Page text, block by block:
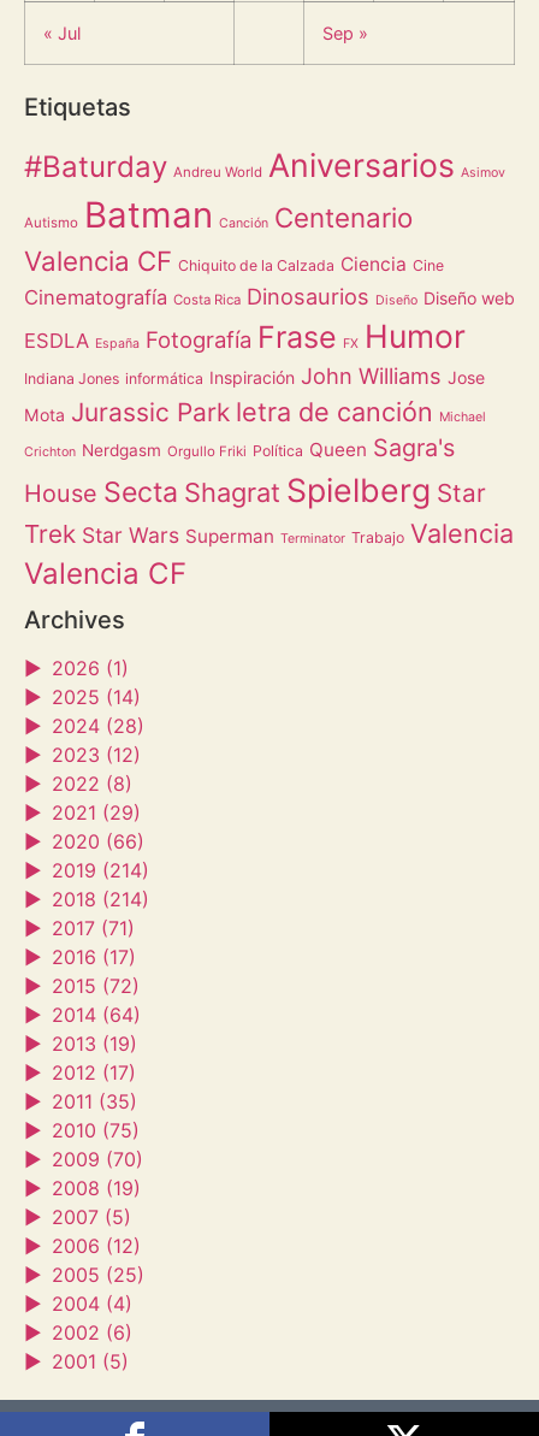
« Jul Sep »
Etiquetas
#Baturday Andreu World Aniversarios Asimov
Autismo Batman Canción Centenario
Valencia CF Chiquito de la Calzada Ciencia Cine
Cinematografía Costa Rica Dinosaurios Diseño Diseño web
ESDLA España Fotografía Frase FX Humor
Indiana Jones informática Inspiración John Williams Jose
Mota Jurassic Park letra de canción Michael
Crichton Nerdgasm Orgullo Friki Política Queen Sagra's
House Secta Shagrat Spielberg Star
Trek Star Wars Superman Terminator Trabajo Valencia
Valencia CF
Archives
► 2026 (1)
► 2025 (14)
► 2024 (28)
► 2023 (12)
► 2022 (8)
► 2021 (29)
► 2020 (66)
► 2019 (214)
► 2018 (214)
► 2017 (71)
► 2016 (17)
► 2015 (72)
► 2014 (64)
► 2013 (19)
► 2012 (17)
► 2011 (35)
► 2010 (75)
► 2009 (70)
► 2008 (19)
► 2007 (5)
► 2006 (12)
► 2005 (25)
► 2004 (4)
► 2002 (6)
► 2001 (5)